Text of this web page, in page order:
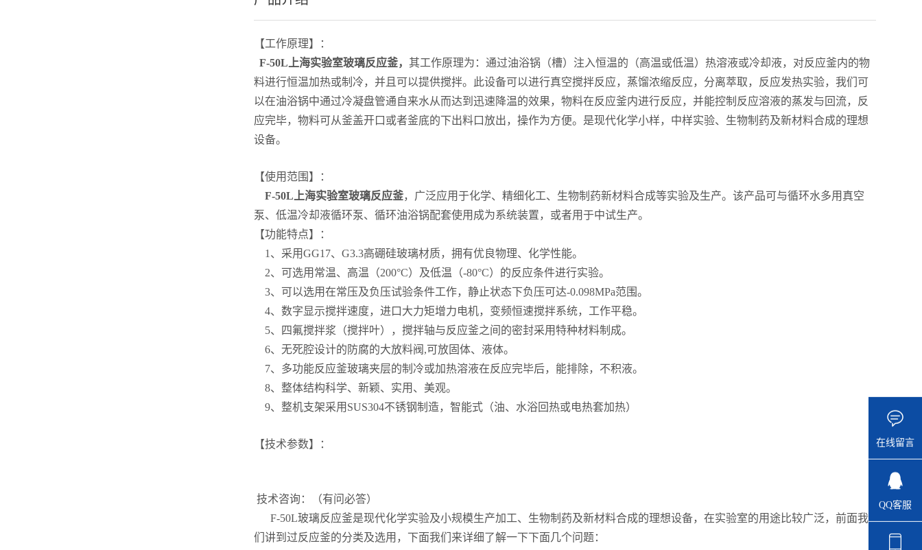
【工作原理】：
F-50L 上海实验室玻璃反应釜， 其工作原理为：通过油浴锅（槽）注入恒温的（高温或低温）热溶液或冷却液，对反应釜内的物
料进行恒温加热或制冷，并且可以提供搅拌。此设备可以进行真空搅拌反应，蒸馏浓缩反应，分离萃取，反应发热实验，我们可
以在油浴锅中通过冷凝盘管通自来水从而达到迅速降温的效果，物料在反应釜内进行反应，并能控制反应溶液的蒸发与回流，反
应完毕，物料可从釜盖开口或者釜底的下出料口放出，操作为方便。是现代化学小样，中样实验、生物制药及新材料合成的理想
设备。
【使用范围】：
F-50L 上海实验室玻璃反应釜，广泛应用于化学、精细化工、生物制药新材料合成等实验及生产。该产品可与循环水多用真空
泵、低温冷却液循环泵、循环油浴锅配套使用成为系统装置，或者用于中试生产。
【功能特点】：
1、采用GG17、G3.3高硼硅玻璃材质，拥有优良物理、化学性能。
2、可选用常温、高温（200°C）及低温（-80°C）的反应条件进行实验。
3、可以选用在常压及负压试验条件工作，静止状态下负压可达-0.098MPa范围。
4、数字显示搅拌速度，进口大力矩增力电机，变频恒速搅拌系统，工作平稳。
5、四氟搅拌浆（搅拌叶），搅拌轴与反应釜之间的密封采用特种材料制成。
6、无死腔设计的防腐的大放料阀,可放固体、液体。
7、多功能反应釜玻璃夹层的制冷或加热溶液在反应完毕后，能排除，不积液。
8、整体结构科学、新颖、实用、美观。
9、整机支架采用SUS304不锈钢制造，智能式（油、水浴回热或电热套加热）
【技术参数】：
技术咨询：（有问必答）
F-50L玻璃反应釜是现代化学实验及小规模生产加工、生物制药及新材料合成的理想设备，在实验室的用途比较广泛，前面我
们讲到过反应釜的分类及选用，下面我们来详细了解一下下面几个问题：
在线留言
QQ客服